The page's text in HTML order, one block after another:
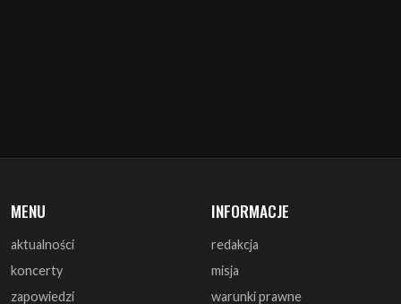
aktualności
zapowiedzi
recenzje
zagrali
monografie
redakcja
warunki prawne
polityka cookies
reklama
współpraca